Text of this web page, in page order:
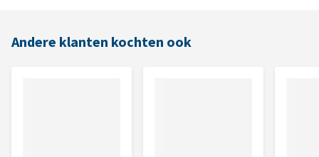
Andere klanten kochten ook